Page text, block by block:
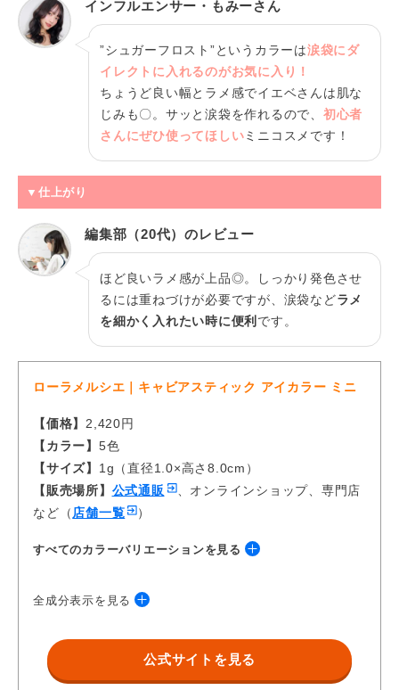
インフルエンサー・もみーさん
”シュガーフロスト”というカラーは涙袋にダ
イレクトに入れるのがお気に入り！
ちょうど良い幅とラメ感でイエベさんは肌な
じみも〇。サッと涙袋を作れるので、 初心者
さんにぜひ使ってほしいミニコスメです！
▼仕上がり
編集部（20代）のレビュー
ほど良いラメ感が上品◎。しっかり発色させ
るには重ねづけが必要ですが、涙袋などラメ
を細かく入れたい時に便利 です。
ローラメルシエ｜キャビアスティック アイカラー ミニ
【価格】 2,420円
【カラー】 5色
【サイズ】 1g（直径1.0×高さ8.0cm）
【販売場所】 公式通販
、オンラインショップ、専門店
など（店舗一覧 ）
すべてのカラーバリエーションを見る
全成分表示を見る
02 AMETHYST
シクロペンタシロキサン、トリメチルシロキシケイ酸、ポリエチ
レン、ラウロイルリシン、オクチルドデカノール、オゾケライ
公式サイトを見る